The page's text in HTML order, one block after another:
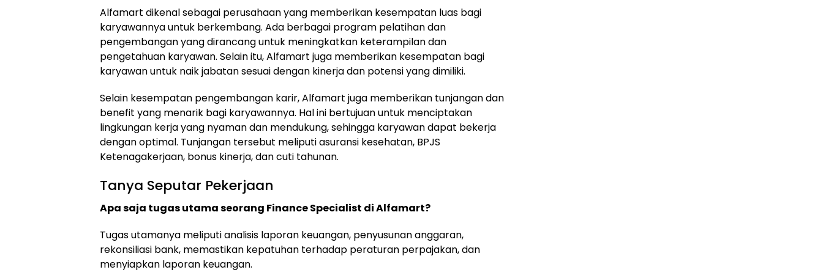
Alfamart dikenal sebagai perusahaan yang memberikan kesempatan luas bagi
karyawannya untuk berkembang. Ada berbagai program pelatihan dan
pengembangan yang dirancang untuk meningkatkan keterampilan dan
pengetahuan karyawan. Selain itu, Alfamart juga memberikan kesempatan bagi
karyawan untuk naik jabatan sesuai dengan kinerja dan potensi yang dimiliki.
Selain kesempatan pengembangan karir, Alfamart juga memberikan tunjangan dan
benefit yang menarik bagi karyawannya. Hal ini bertujuan untuk menciptakan
lingkungan kerja yang nyaman dan mendukung, sehingga karyawan dapat bekerja
dengan optimal. Tunjangan tersebut meliputi asuransi kesehatan, BPJS
Ketenagakerjaan, bonus kinerja, dan cuti tahunan.
Tanya Seputar Pekerjaan
Apa saja tugas utama seorang Finance Specialist di Alfamart?
Tugas utamanya meliputi analisis laporan keuangan, penyusunan anggaran,
rekonsiliasi bank, memastikan kepatuhan terhadap peraturan perpajakan, dan
menyiapkan laporan keuangan.